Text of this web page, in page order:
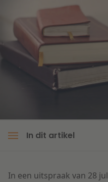
Litigation
Onderwijs
Lees meer
In dit artikel
In een uitspraak van 28